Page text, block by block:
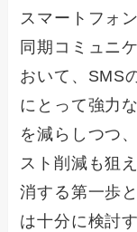
スマートフォ
同期コミュニ
おいて、SMS
にとって強力
を減らしつつ
スト削減も狙
消する第一歩
は十分に検討